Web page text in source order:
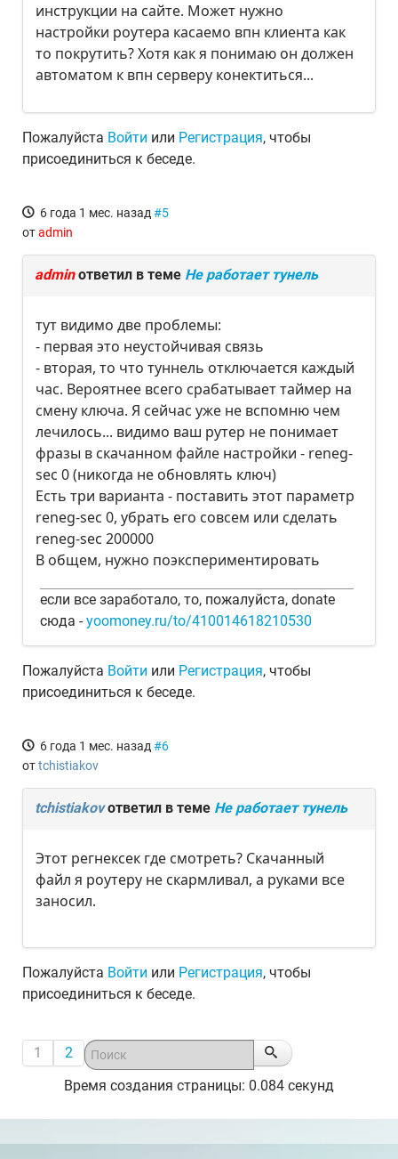
инструкции на сайте. Может нужно
настройки роутера касаемо впн клиента как
то покрутить? Хотя как я понимаю он должен
автоматом к впн серверу конектиться...
Пожалуйста Войти или Регистрация, чтобы
присоединиться к беседе.
6 года 1 мес. назад #5
отadmin
adminответил в теме Не работает тунель
тут видимо две проблемы:
- первая это неустойчивая связь
- вторая, то что туннель отключается каждый
час. Вероятнее всего срабатывает таймер на
смену ключа. Я сейчас уже не вспомню чем
лечилось... видимо ваш рутер не понимает
фразы в скачанном файле настройки - reneg-
sec 0 (никогда не обновлять ключ)
Есть три варианта - поставить этот параметр
reneg-sec 0, убрать его совсем или сделать
reneg-sec 200000
В общем, нужно поэкспериментировать
если все заработало, то, пожалуйста, donate
сюда -yoomoney.ru/to/410014618210530
Пожалуйста Войти или Регистрация, чтобы
присоединиться к беседе.
6 года 1 мес. назад #6
отtchistiakov
tchistiakovответил в теме Не работает тунель
Этот регнексек где смотреть? Скачанный
файл я роутеру не скармливал, а руками все
заносил.
Пожалуйста Войти или Регистрация, чтобы
присоединиться к беседе.
1
2
Время создания страницы: 0.084 секунд